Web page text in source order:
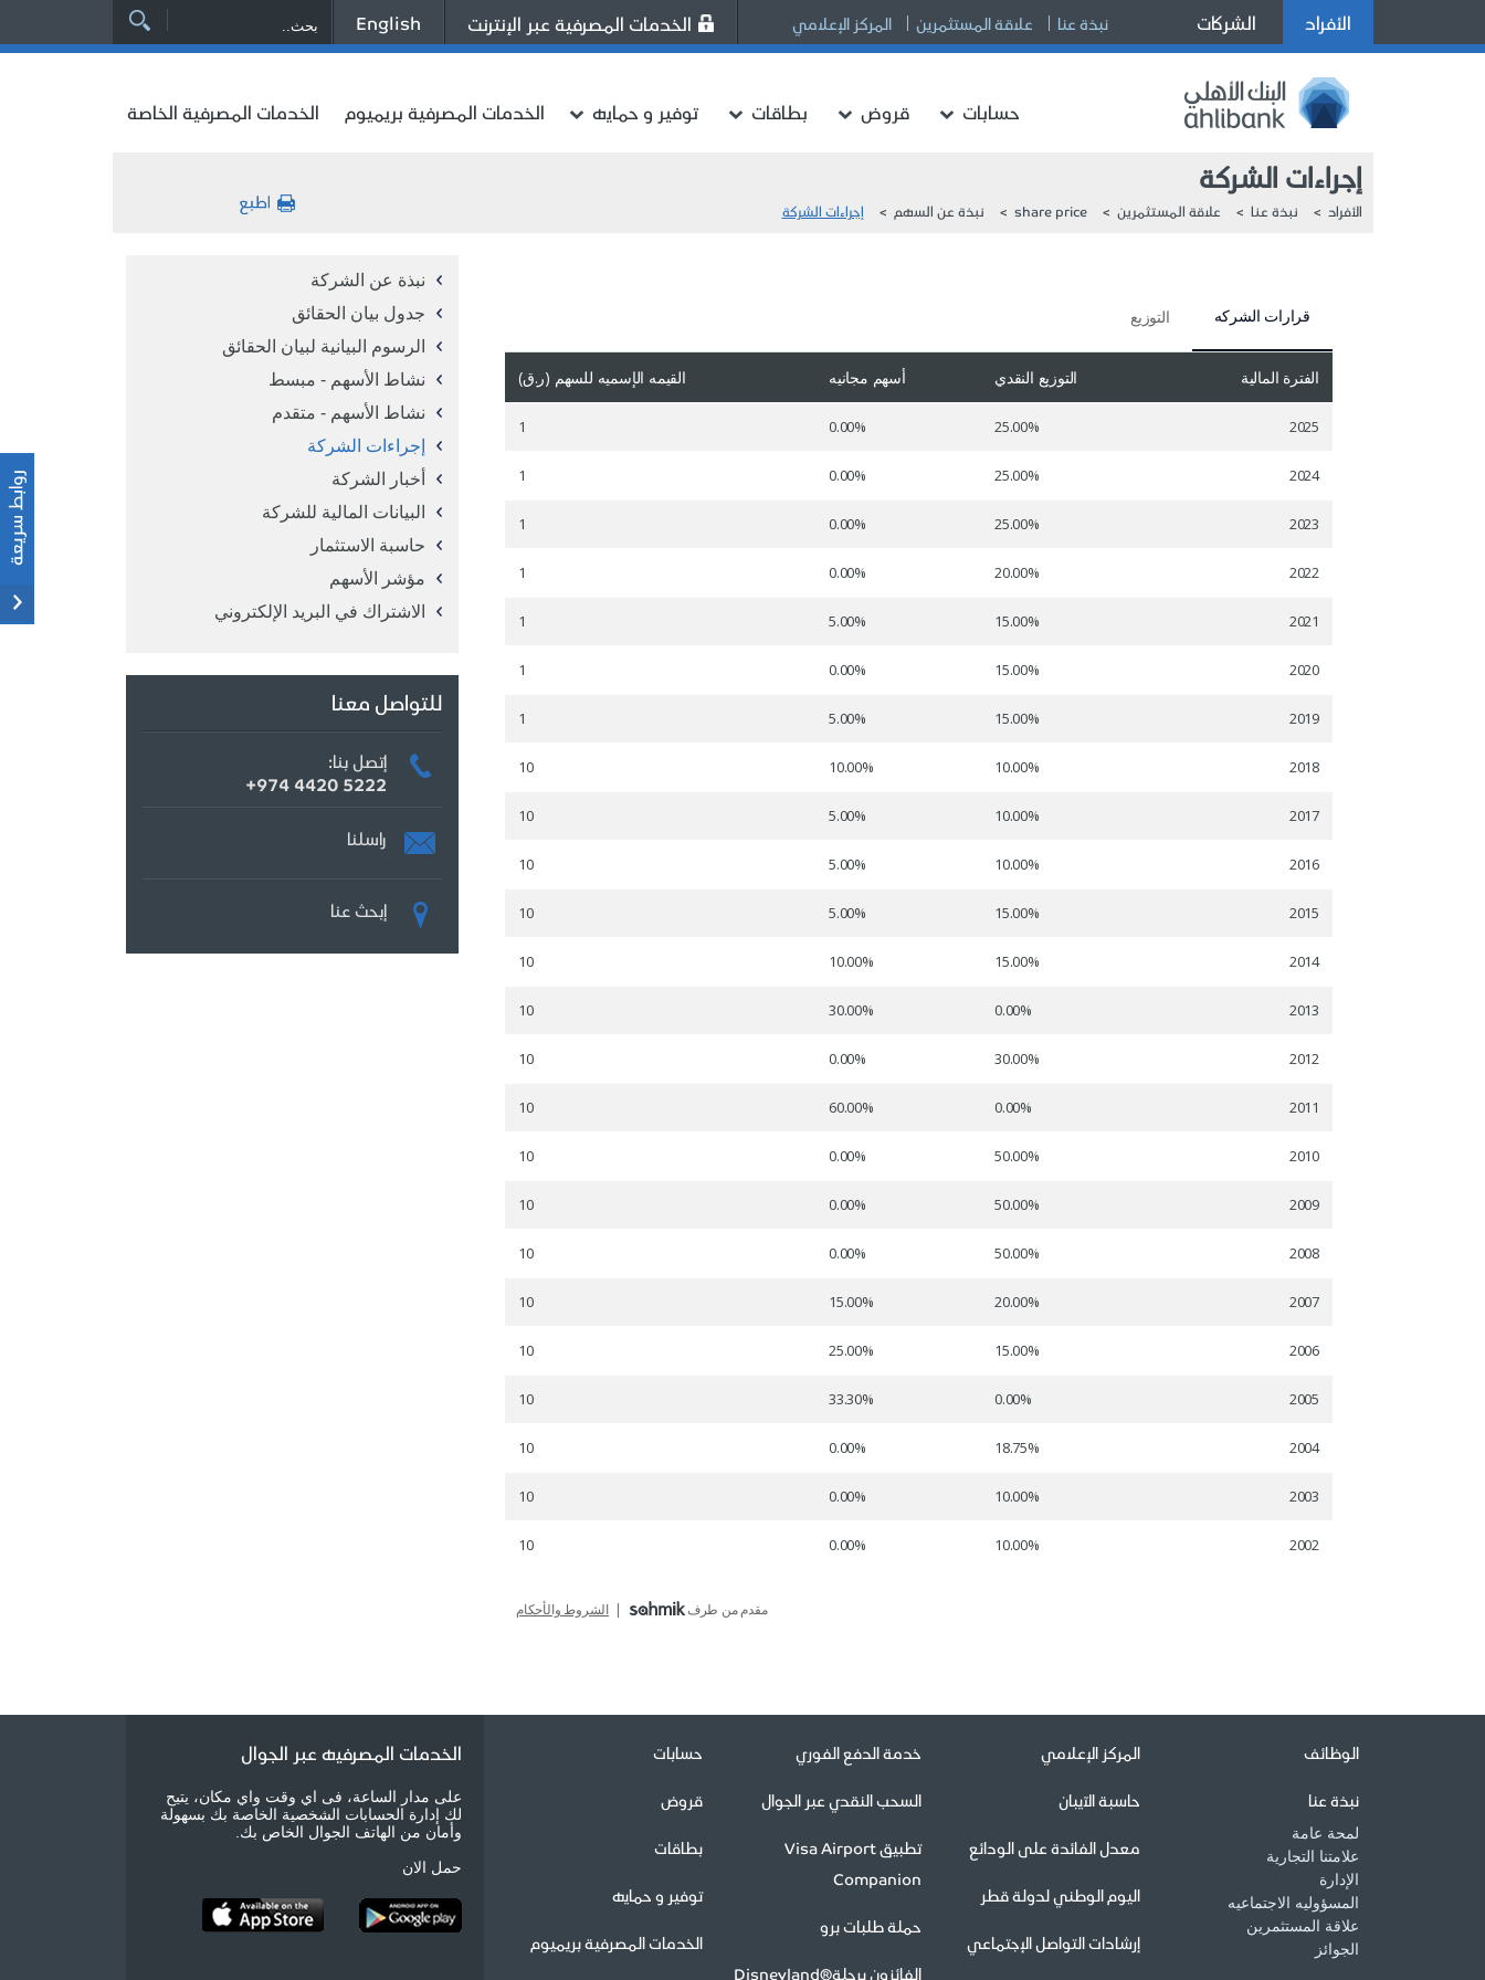
الأفراد الشركات نبذة عنا علاقة المستثمرين المركز الإعلامي الخدمات المصرفية عبر الإنترنت English
حسابات قروض بطاقات توفير و حمايه الخدمات المصرفية بريميوم الخدمات المصرفية الخاصة
إجراءات الشركة
الأفراد نبذة عنا علاقة المستثمرين share price نبذة عن السهم إجراءات الشركة
نبذة عن الشركة
جدول بيان الحقائق
الرسوم البيانية لبيان الحقائق
نشاط الأسهم - مبسط
نشاط الأسهم - متقدم
إجراءات الشركة
أخبار الشركة
البيانات المالية للشركة
حاسبة الاستثمار
مؤشر الأسهم
الاشتراك في البريد الإلكتروني
للتواصل معنا
إتصل بنا:
+974 4420 5222
راسلنا
إبحث عنا
الوظائف
نبذة عنا
لمحة عامة
علامتنا التجارية
الإدارة
المسؤوليه الاجتماعيه
علاقة المستثمرين
الجوائز
المركز الإعلامي
حاسبة الآيبان
معدل الفائدة على الودائع
اليوم الوطني لدولة قطر
إرشادات التواصل الإجتماعي
خدمة الدفع الفوري
السحب النقدي عبر الجوال
تطبيق Visa Airport
Companion
حملة طلبات برو
الفائزون برحلةDisneyland®
حسابات
قروض
بطاقات
توفير و حمايه
الخدمات المصرفية بريميوم
الخدمات المصرفيه عبر الجوال
على مدار الساعة، فى اي وقت واي مكان، يتيح
لك إدارة الحسابات الشخصية الخاصة بك بسهولة
وأمان من الهاتف الجوال الخاص بك.
حمل الان